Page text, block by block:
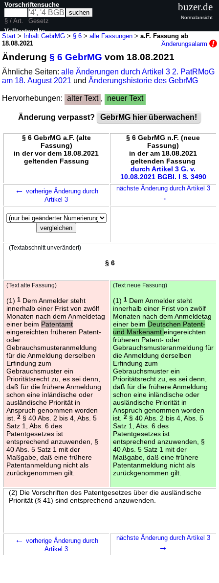
Start > Inhalt GebrMG > § 6 >alle Fassungen >a.F. Fassung ab
18.08.2021
Änderungsalarm
Änderung§ 6 GebrMG vom 18.08.2021
Ähnliche Seiten:alle Änderungen durch Artikel 3 2. PatRMoG
am 18. August 2021 undÄnderungshistorie des GebrMG
Hervorhebungen: alter Text , neuer Text
Änderung verpasst? GebrMG hier überwachen!
§ 6 GebrMG a.F. (alte
Fassung)
in der vor dem 18.08.2021
geltenden Fassung
§ 6 GebrMG n.F. (neue
Fassung)
in der am 18.08.2021
geltenden Fassung
durch Artikel 3 G. v.
10.08.2021 BGBl. I S. 3490
← vorherige Änderung durch
Artikel 3
nächste Änderung durch Artikel 3
→
(Textabschnitt unverändert)
§ 6
(Text alte Fassung)
(1) 1Dem Anmelder steht
innerhalb einer Frist von zwölf
Monaten nach dem Anmeldetag
einer beim Patentamt
eingereichten früheren Patent-
oder
Gebrauchsmusteranmeldung
für die Anmeldung derselben
Erfindung zum
Gebrauchsmuster ein
Prioritätsrecht zu, es sei denn,
daß für die frühere Anmeldung
schon eine inländische oder
ausländische Priorität in
Anspruch genommen worden
ist.
2§ 40 Abs. 2 bis 4, Abs. 5
Satz 1, Abs. 6 des
Patentgesetzes ist
entsprechend anzuwenden, §
40 Abs. 5 Satz 1 mit der
Maßgabe, daß eine frühere
Patentanmeldung nicht als
zurückgenommen gilt.
(Text neue Fassung)
(1) 1Dem Anmelder steht
innerhalb einer Frist von zwölf
Monaten nach dem Anmeldetag
einer beim Deutschen Patent-
und Markenamt eingereichten
früheren Patent- oder
Gebrauchsmusteranmeldung für
die Anmeldung derselben
Erfindung zum
Gebrauchsmuster ein
Prioritätsrecht zu, es sei denn,
daß für die frühere Anmeldung
schon eine inländische oder
ausländische Priorität in
Anspruch genommen worden
ist.
2§ 40 Abs. 2 bis 4, Abs. 5
Satz 1, Abs. 6 des
Patentgesetzes ist
entsprechend anzuwenden, §
40 Abs. 5 Satz 1 mit der
Maßgabe, daß eine frühere
Patentanmeldung nicht als
zurückgenommen gilt.
(2) Die Vorschriften des Patentgesetzes über die ausländische
Priorität (§ 41) sind entsprechend anzuwenden.
← vorherige Änderung durch
Artikel 3
nächste Änderung durch Artikel 3
→
Vorschriftensuche
§ / Art.
Gesetz
Volltextsuche
buzer.de
Normalansicht